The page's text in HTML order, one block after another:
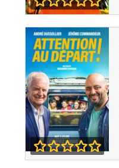
Playmobil, Le
Film
Attention au